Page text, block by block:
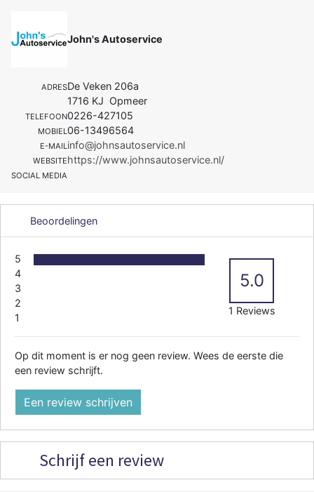
John's Autoservice
ADRESDe Veken 206a
1716 KJ Opmeer
TELEFOON0226-427105
MOBIEL06-13496564
E-MAILinfo@johnsautoservice.nl
WEBSITEhttps://www.johnsautoservice.nl/
SOCIAL MEDIA
Beoordelingen
5
4
3
2
1
5.0
1 Reviews
Op dit moment is er nog geen review. Wees de eerste die
een review schrijft.
Een review schrijven
Schrijf een review